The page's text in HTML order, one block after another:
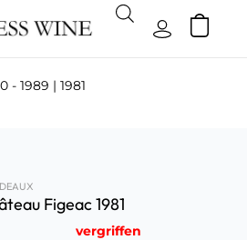
- 1989 | 1981
Figeac 1981
vergriffen